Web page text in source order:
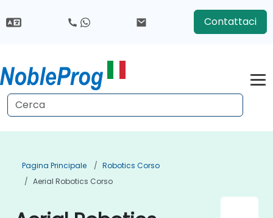
Contattaci
Pagina Principale
Robotics Corso
Aerial Robotics Corso